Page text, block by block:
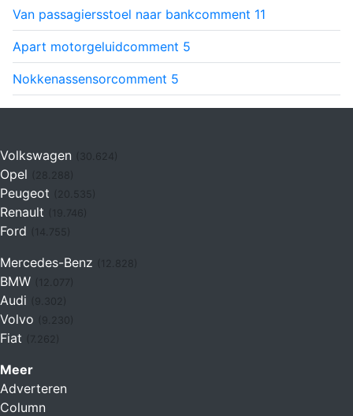
Van passagiersstoel naar bankcomment 11
Apart motorgeluidcomment 5
Nokkenassensorcomment 5
Volkswagen (30.624)
Opel
Peugeot
Renault (19.746)
Ford (14.755)
Mercedes-Benz
BMW
Audi
Volvo
Fiat (7.262)
Meer
Adverteren
Column